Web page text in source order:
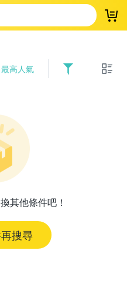
登
最高人氣
其他條件吧！
搜尋